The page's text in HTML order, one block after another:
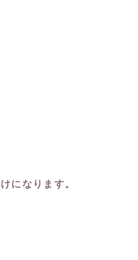
になります。